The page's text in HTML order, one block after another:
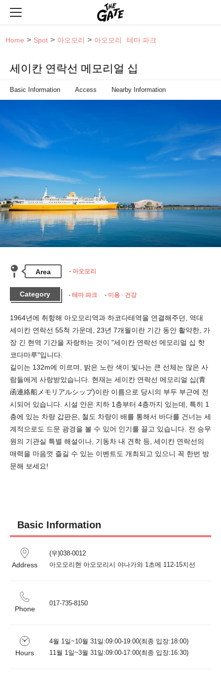
Home Spot 아오모리 아오모리 테마 파크
세이칸 연락선 메모리얼 십
Basic Information Access Nearby Information
Area 아오모리
Category 테마 파크 미용 · 건강
1964년에 취항해 아오모리역과 하코다테역을 연결해주던, 역대
세이칸 연락선 55척 가운데, 23년 7개월이란 기간 동안 활약한, 가
장 긴 현역 기간을 자랑하는 것이 "세이칸 연락선 메모리얼 십 핫
코다마루"입니다.
길이는 132m에 이르며, 밝은 노란 색이 빛나는 큰 선체는 많은 사
람들에게 사랑받았습니다. 현재는 세이칸 연락선 메모리얼 십(青
函連絡船メモリアルシップ)이란 이름으로 당시의 부두 부근에 전
시되어 있습니다. 시설 안은 지하 1층부터 4층까지 있는데, 특히 1
층에 있는 차량 갑판은, 철도 차량이 배를 통해서 바다를 건너는 세
계적으로도 드문 광경을 볼 수 있어 인기를 끌고 있습니다. 전 승무
원의 기관실 특별 해설이나, 기동차 내 견학 등, 세이칸 연락선의
매력을 마음껏 즐길 수 있는 이벤트도 개최되고 있으니 꼭 한번 방
문해 보세요!
Basic Information
Address
(우)038-0012
Phone
017-735-8150
Hours
4월 1일~10월 31일:09:00-19:00(최종 입장:18:00)